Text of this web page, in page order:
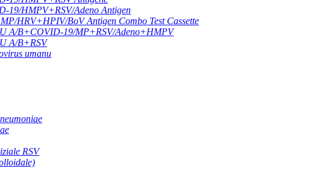
19/HMPV+RSV/Adeno Antigen
HRV+HPIV/BoV Antigen Combo Test Cassette
A/B+COVID-19/MP+RSV/Adeno+HMPV
A/B+RSV
umanu
RSV